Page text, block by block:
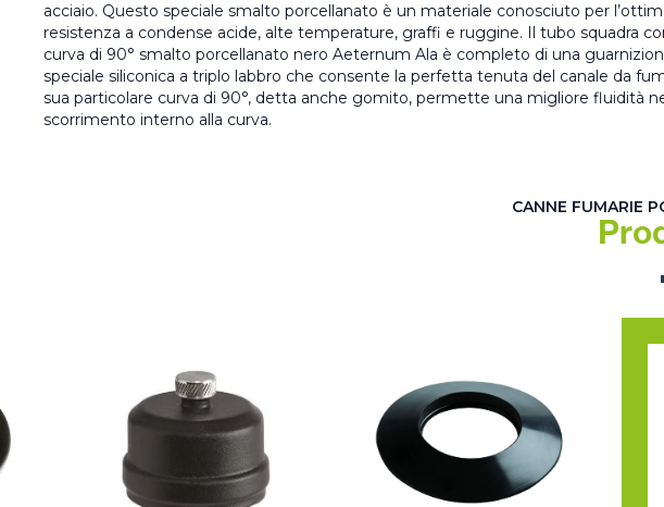
acciaio. Questo speciale smalto porcellanato è un materiale conosciuto per
resistenza a condense acide, alte temperature, graffi e ruggine. Il tubo squadra
curva di 90° smalto porcellanato nero Aeternum Ala è completo di una
speciale siliconica a triplo labbro che consente la perfetta tenuta del canale da
sua particolare curva di 90°, detta anche gomito, permette una migliore fluidità
scorrimento interno alla curva.
CANNE FUMARIE